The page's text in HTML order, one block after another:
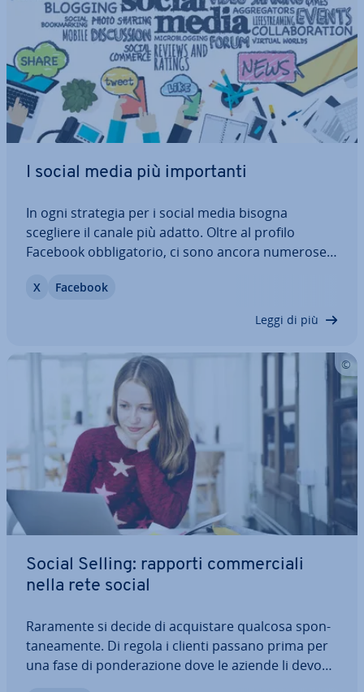
I social media più im­por­tan­ti
In ogni strategia per i social media bisogna
scegliere il canale più adatto. Oltre al profilo
Facebook ob­bli­ga­to­rio, ci sono ancora numerose
ret­ta­men­te al target e che pro­muo­vo­no la co­mu­ni­
X Facebook
Leggi di più
Social Selling: rapporti com­mer­cia­li
nella rete social
Raramente si decide di ac­qui­sta­re qualcosa spon­
ta­nea­men­te. Di regola i clienti passano prima per
una fase di pon­de­ra­zio­ne dove le aziende li devono